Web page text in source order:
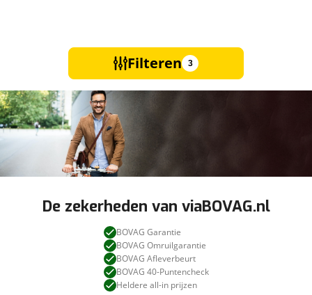
Filteren 3
De zekerheden van viaBOVAG.nl
BOVAG Garantie
BOVAG Omruilgarantie
BOVAG Afleverbeurt
BOVAG 40-Puntencheck
Heldere all-in prijzen